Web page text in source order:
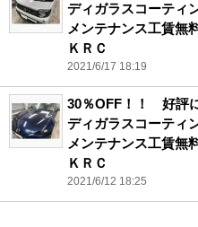
ディガラスコーテ
メンテナンス工賃
ＫＲＣ
2021/6/17 18:19
30％OFF！！ 好評
ディガラスコーテ
メンテナンス工賃
ＫＲＣ
2021/6/12 18:25